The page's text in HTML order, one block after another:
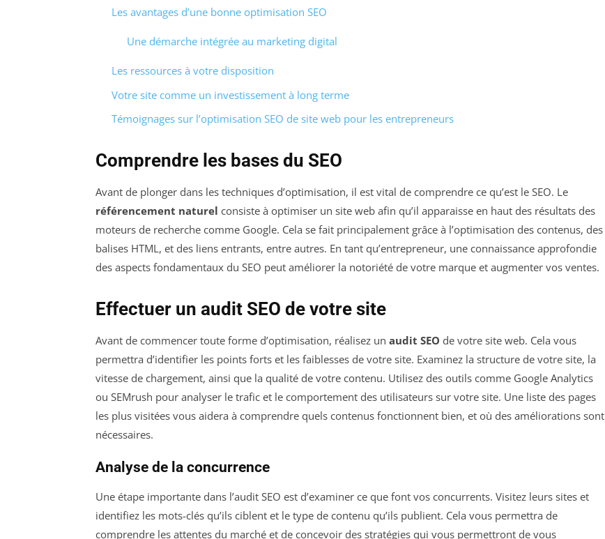
Les avantages d’une bonne optimisation SEO
Une démarche intégrée au marketing digital
Les ressources à votre disposition
Votre site comme un investissement à long terme
Témoignages sur l’optimisation SEO de site web pour les entrepreneurs
Comprendre les bases du SEO
Avant de plonger dans les techniques d’optimisation, il est vital de comprendre ce qu’est le SEO. Le
référencement naturel consiste à optimiser un site web afin qu’il apparaisse en haut des résultats des
moteurs de recherche comme Google. Cela se fait principalement grâce à l’optimisation des contenus, des
balises HTML, et des liens entrants, entre autres. En tant qu’entrepreneur, une connaissance approfondie
des aspects fondamentaux du SEO peut améliorer la notoriété de votre marque et augmenter vos ventes.
Effectuer un audit SEO de votre site
Avant de commencer toute forme d’optimisation, réalisez un audit SEO de votre site web. Cela vous
permettra d’identifier les points forts et les faiblesses de votre site. Examinez la structure de votre site, la
vitesse de chargement, ainsi que la qualité de votre contenu. Utilisez des outils comme Google Analytics
ou SEMrush pour analyser le trafic et le comportement des utilisateurs sur votre site. Une liste des pages
les plus visitées vous aidera à comprendre quels contenus fonctionnent bien, et où des améliorations sont
nécessaires.
Analyse de la concurrence
Une étape importante dans l’audit SEO est d’examiner ce que font vos concurrents. Visitez leurs sites et
identifiez les mots-clés qu’ils ciblent et le type de contenu qu’ils publient. Cela vous permettra de
comprendre les attentes du marché et de concevoir des stratégies qui vous permettront de vous